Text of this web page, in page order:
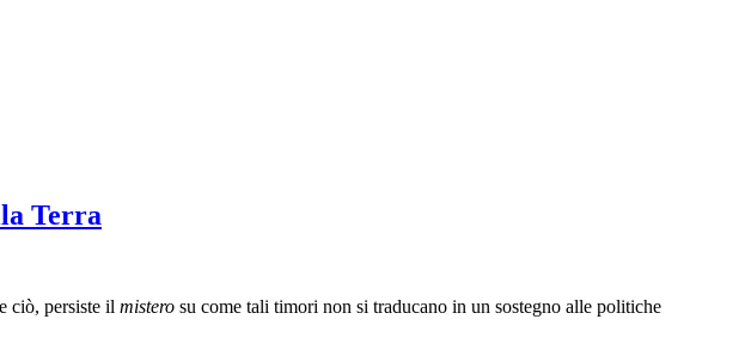
Terra
ciò, persiste il mistero su come tali timori non si traducano in un sostegno alle politiche